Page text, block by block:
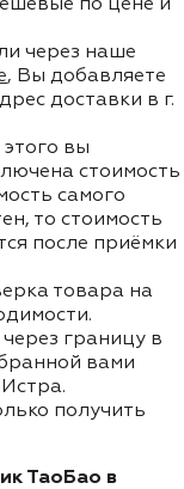
по цене и
через наше
, Вы добавляете
доставки в г.
вы
стоимость
самого
то стоимость
после приёмки
товара на
границу в
вами
получить
ТаоБао в